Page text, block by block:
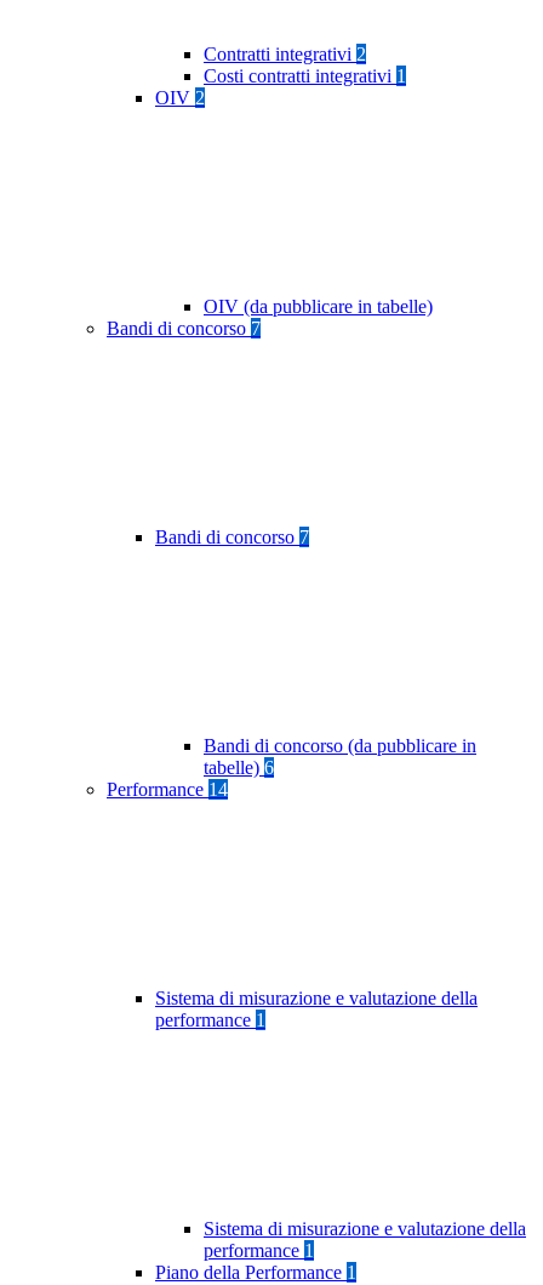
Contratti integrativi 2
Costi contratti integrativi 1
OIV 2
OIV (da pubblicare in tabelle)
Bandi di concorso 7
Bandi di concorso 7
Bandi di concorso (da pubblicare in
tabelle) 6
Performance 14
Sistema di misurazione e valutazione della
performance 1
Sistema di misurazione e valutazione della
performance 1
Piano della Performance 1